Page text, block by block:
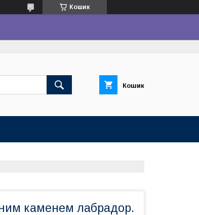
Кошик
Кошик
каменем лабрадор.